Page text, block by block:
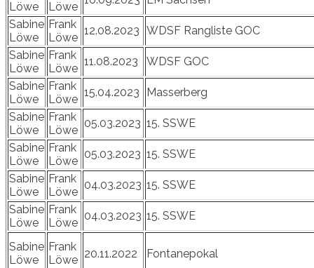
Löwe
Löwe
Sabine
Löwe
Frank
Löwe
12.08.2023 WDSF Rangliste GOC
Sabine
Löwe
Frank
Löwe
11.08.2023
WDSF GOC
Sabine
Löwe
Frank
Löwe
15.04.2023
Masserberg
Sabine
Löwe
Frank
Löwe
05.03.2023 15. SSWE
Sabine
Löwe
Frank
Löwe
05.03.2023 15. SSWE
Sabine
Löwe
Frank
Löwe
04.03.2023 15. SSWE
Sabine
Löwe
Frank
Löwe
04.03.2023 15. SSWE
Sabine
Löwe
Frank
Löwe 20.11.2022 Fontanepokal